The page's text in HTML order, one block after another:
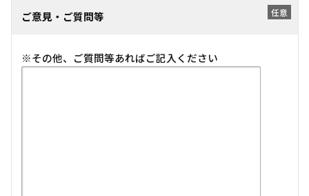
ご意見・ご質問等
※その他、ご質問等あればご記入ください